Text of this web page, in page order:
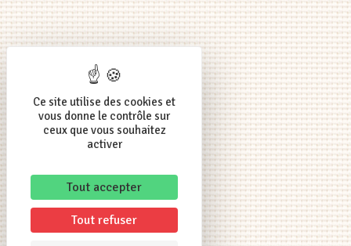
Ce site utilise des cookies et
vous donne le contrôle sur
ceux que vous souhaitez
activer
Tout accepter
Tout refuser